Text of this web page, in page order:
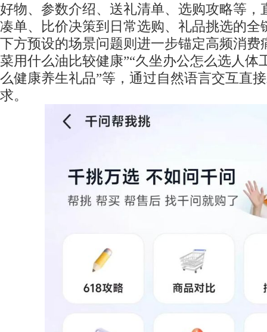
好物、参数介绍、送礼清单、选购攻略等，
凑单、比价决策到日常选购、礼品挑选的全
下方预设的场景问题则进一步锚定高频消费
菜用什么油比较健康”“久坐办公怎么选人体
么健康养生礼品”等，通过自然语言交互直
求。